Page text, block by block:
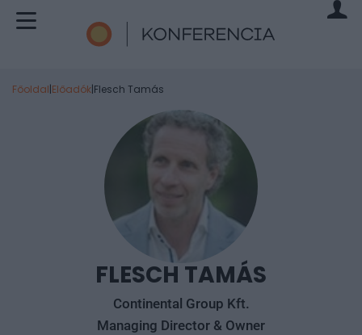
Főoldal|Előadók|Flesch Tamás
FLESCH TAMÁS
Continental Group Kft.
Managing Director & Owner